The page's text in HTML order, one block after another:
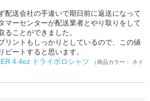
配送会社の手違いで期日前に返送になって
マーセンターが配送業者とやり取りをして
ることができました。
リントもしっかりとしているので、この値
ピートすると思います。
4.4oz ドライポロシャツ
（商品カラー： ネイ